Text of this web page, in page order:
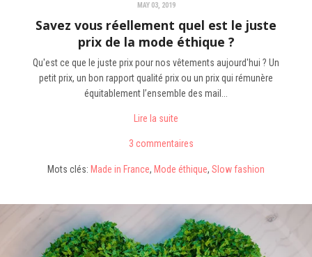
Suivez-nous dans notre
S'abonner
MAY 03, 2019
Savez vous réellement quel est le juste
prix de la mode éthique ?
Qu'est ce que le juste prix pour nos vêtements aujourd'hui ? Un
petit prix, un bon rapport qualité prix ou un prix qui rémunère
équitablement l’ensemble des mail...
Lire la suite
3 commentaires
Mots clés: Made in France, Mode éthique, Slow fashion